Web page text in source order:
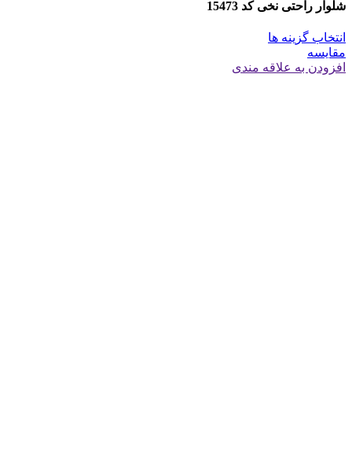
شلوار راحتی نخی کد 15473
انتخاب گزینه ها
مقایسه
افزودن به علاقه مندی